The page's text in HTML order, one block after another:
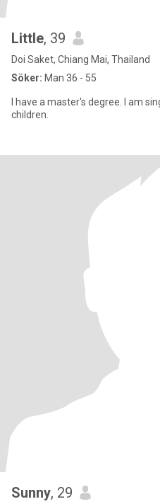
Little, 39
Doi Saket, Chiang Mai, Thailand
Söker: Man 36 - 55
I have a master's degree. I am
children.
Sunny, 29